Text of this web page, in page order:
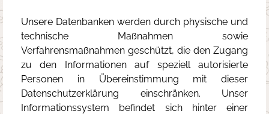
Unsere Datenbanken werden durch physische und
technische Maßnahmen sowie
Verfahrensmaßnahmen geschützt, die den Zugang
zu den Informationen auf speziell autorisierte
Personen in Übereinstimmung mit dieser
Datenschutzerklärung einschränken. Unser
Informationssystem befindet sich hinter einer